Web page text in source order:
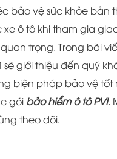
bảo vệ sức khỏe bản
xe ô tô khi tham gia
trọng. Trong bài
sẽ giới thiệu đến quý
biện pháp bảo vệ tốt
gói bảo hiểm ô tô PVI.
theo dõi.